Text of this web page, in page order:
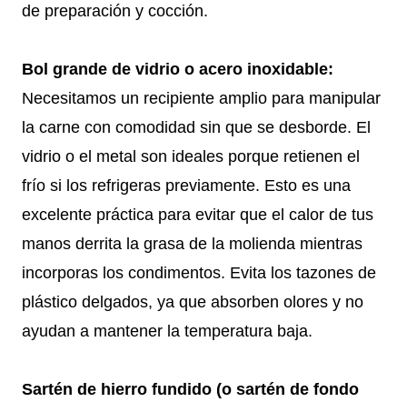
de preparación y cocción.
Bol grande de vidrio o acero inoxidable:
Necesitamos un recipiente amplio para manipular
la carne con comodidad sin que se desborde. El
vidrio o el metal son ideales porque retienen el
frío si los refrigeras previamente. Esto es una
excelente práctica para evitar que el calor de tus
manos derrita la grasa de la molienda mientras
incorporas los condimentos. Evita los tazones de
plástico delgados, ya que absorben olores y no
ayudan a mantener la temperatura baja.
Sartén de hierro fundido (o sartén de fondo